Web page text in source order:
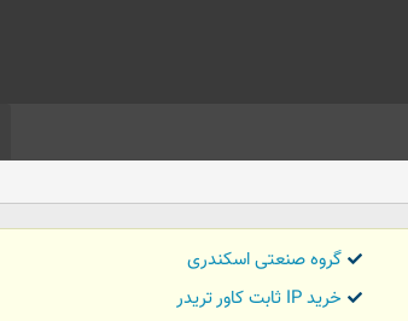
گروه صنعتی اسکندری
خرید IP ثابت کاور تریدر